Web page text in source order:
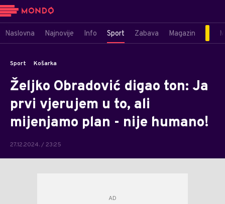
Naslovna Najnovije Info Sport Zabava Magazin
Sport Košarka
Željko Obradović digao ton: Ja
prvi vjerujem u to, ali
mijenjamo plan - nije humano!
27.12.2024. / 23:25